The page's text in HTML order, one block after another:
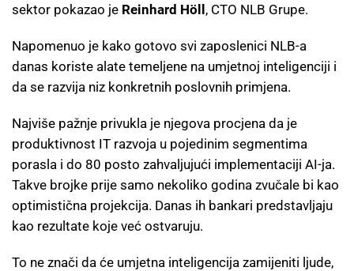
sektor pokazao je Reinhard Höll, CTO NLB Grupe.
Napomenuo je kako gotovo svi zaposlenici NLB-a
danas koriste alate temeljene na umjetnoj inteligenciji i
da se razvija niz konkretnih poslovnih primjena.
Najviše pažnje privukla je njegova procjena da je
produktivnost IT razvoja u pojedinim segmentima
porasla i do 80 posto zahvaljujući implementaciji AI-ja.
Takve brojke prije samo nekoliko godina zvučale bi kao
optimistična projekcija. Danas ih bankari predstavljaju
kao rezultate koje već ostvaruju.
To ne znači da će umjetna inteligencija zamijeniti ljude,